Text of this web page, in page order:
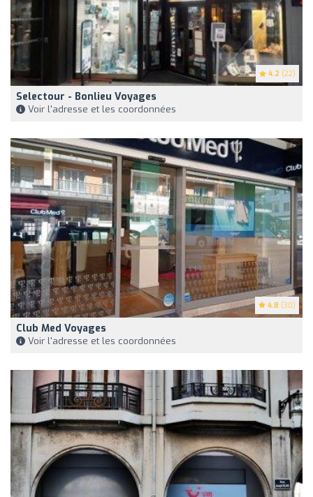
4.2 (22)
Selectour - Bonlieu Voyages
Voir l'adresse et les coordonnées
4.8 (30)
Club Med Voyages
Voir l'adresse et les coordonnées